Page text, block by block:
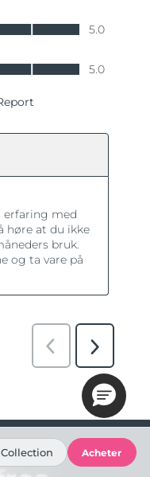
Collection Acheter